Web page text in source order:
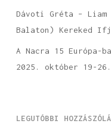
Dávoti Gréta – Liam
Balaton) Kereked
A Nacra 15 Európa-
2025. október 19-
LEGUTÓBBI